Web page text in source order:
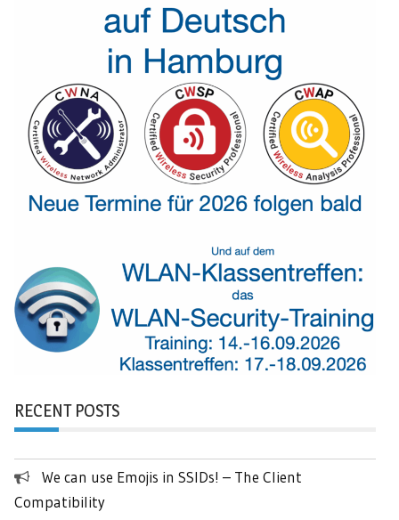
RECENT POSTS
We can use Emojis in SSIDs! – The Client
Compatibility